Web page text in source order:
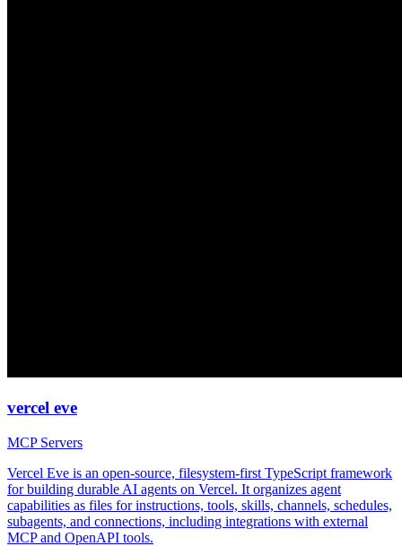
vercel eve
MCP Servers
Vercel Eve is an open-source, filesystem-first TypeScript framework
for building durable AI agents on Vercel. It organizes agent
capabilities as files for instructions, tools, skills, channels, schedules,
subagents, and connections, including integrations with external
MCP and OpenAPI tools.